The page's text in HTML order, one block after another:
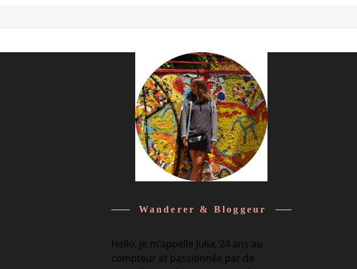
Wanderer & Bloggeur
Hello, je m’appelle Julia, 24 ans au
compteur et passionnée par de